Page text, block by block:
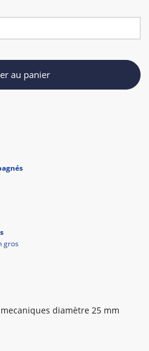
au panier
diamètre 25 mm
gros